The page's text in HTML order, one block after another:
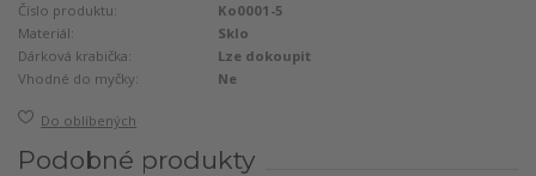
Číslo produktu:
Ko0001-5
Materiál:
Sklo
Dárková krabička:
Lze dokoupit
Vhodné do myčky:
Ne
Do oblíbených
Podobné produkty